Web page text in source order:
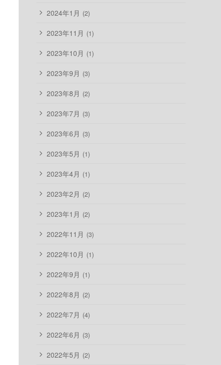
2024年1月 (2)
2023年11月 (1)
2023年10月 (1)
2023年9月 (3)
2023年8月 (2)
2023年7月 (3)
2023年6月 (3)
2023年5月 (1)
2023年4月 (1)
2023年2月 (2)
2023年1月 (2)
2022年11月 (3)
2022年10月 (1)
2022年9月 (1)
2022年8月 (2)
2022年7月 (4)
2022年6月 (3)
2022年5月 (2)